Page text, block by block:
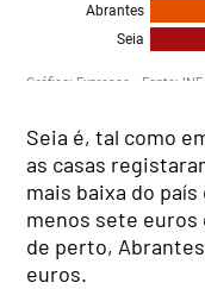
Seia é, tal como
as casas
mais baixa do
menos sete euros
de perto,
euros.